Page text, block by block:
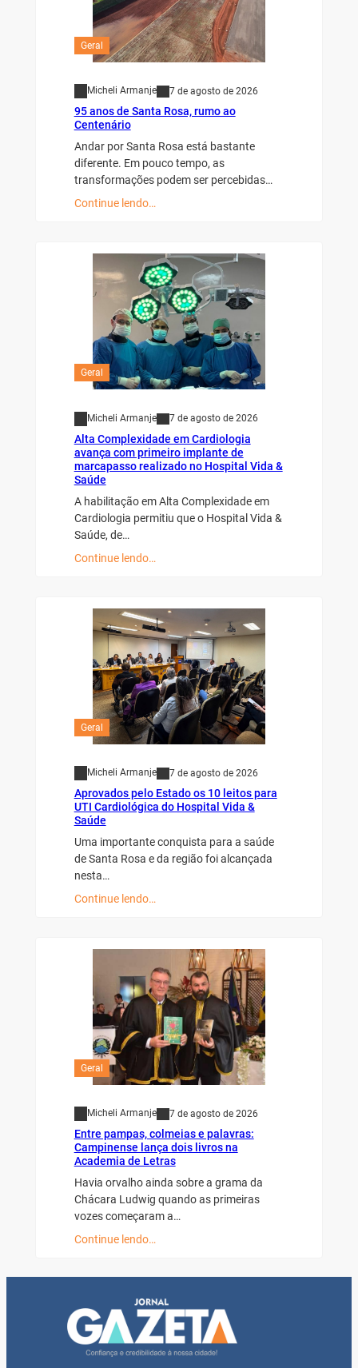
Geral
Micheli Armanje 7 de agosto de 2026
95 anos de Santa Rosa, rumo ao
Centenário
Andar por Santa Rosa está bastante
diferente. Em pouco tempo, as
transformações podem ser percebidas…
Continue lendo…
Geral
Micheli Armanje 7 de agosto de 2026
Alta Complexidade em Cardiologia
avança com primeiro implante de
marcapasso realizado no Hospital Vida &
Saúde
A habilitação em Alta Complexidade em
Cardiologia permitiu que o Hospital Vida &
Saúde, de…
Continue lendo…
Geral
Micheli Armanje 7 de agosto de 2026
Aprovados pelo Estado os 10 leitos para
UTI Cardiológica do Hospital Vida &
Saúde
Uma importante conquista para a saúde
de Santa Rosa e da região foi alcançada
nesta…
Continue lendo…
Geral
Micheli Armanje 7 de agosto de 2026
Entre pampas, colmeias e palavras:
Campinense lança dois livros na
Academia de Letras
Havia orvalho ainda sobre a grama da
Chácara Ludwig quando as primeiras
vozes começaram a…
Continue lendo…